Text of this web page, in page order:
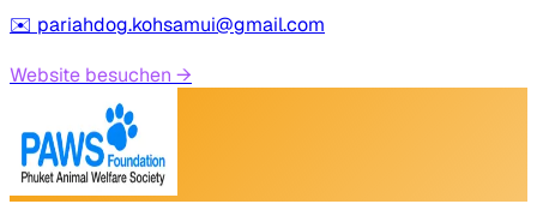
✉️ pariahdog.kohsamui@gmail.com
Website besuchen →